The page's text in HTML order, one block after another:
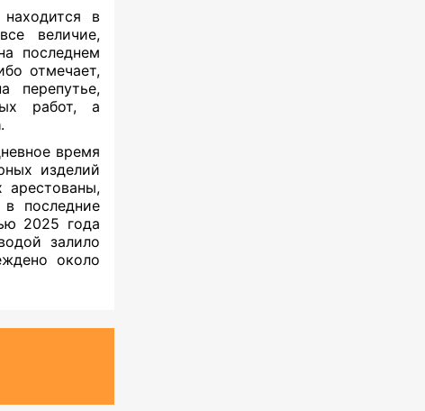
в
величие,
последнем
отмечает,
перепутье,
работ, а
.
время
изделий
последние
2025 года
залило
около